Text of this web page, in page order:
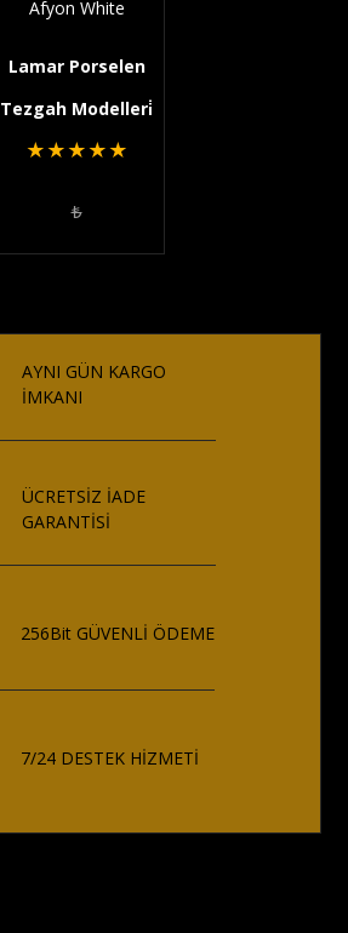
Afyon White
Lamar Porselen
Tezgah Modelleri̇
★ ★ ★ ★ ★
₺
AYNI GÜN KARGO
İMKANI
ÜCRETSİZ İADE
GARANTİSİ
256Bit GÜVENLİ ÖDEME
7/24 DESTEK HİZMETİ